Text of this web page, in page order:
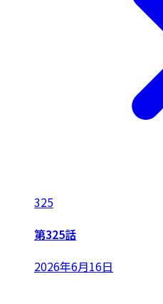
325
第325話
2026年6月16日